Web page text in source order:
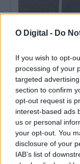
O Digital - Do
If you wish to opt-
processing of your
targeted
section to confirm
opt-out request is
interest-based ads
us or personal
your opt-out. You
disclosure of your
IAB’s list of
Colisão entre
morto e dois
Uma colisão entre
um trator teve
17 Julho, 2026 - 14:28